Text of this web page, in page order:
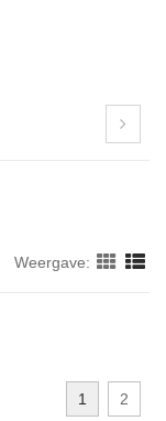
Weergave:
1 2